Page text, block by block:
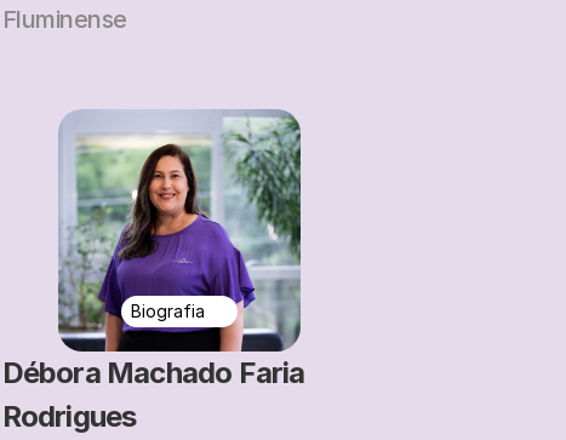
Fluminense
Biografia
Débora Machado Faria
Rodrigues